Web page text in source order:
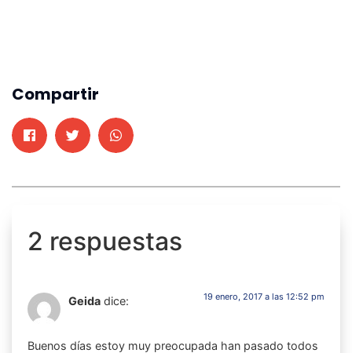
Compartir
2 respuestas
Geida dice: 19 enero, 2017 a las 12:52 pm
Buenos días estoy muy preocupada han pasado todos